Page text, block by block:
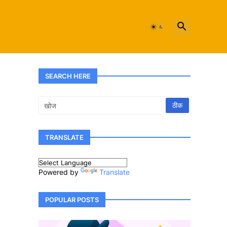
SEARCH HERE
TRANSLATE
Powered by Translate
POPULAR POSTS